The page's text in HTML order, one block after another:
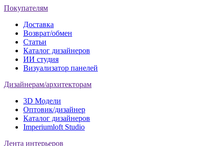
Покупателям
Доставка
Возврат/обмен
Статьи
Каталог дизайнеров
ИИ студия
Визуализатор панелей
Дизайнерам/архитекторам
3D Модели
Оптовик/дизайнер
Каталог дизайнеров
Imperiumloft Studio
Лента интерьеров